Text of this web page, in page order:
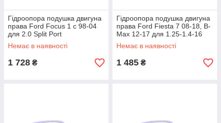
Гідроопора подушка двигуна
права Ford Focus 1 c 98-04
для 2.0 Split Port
Немає в наявності
1 728 ₴
Гідроопора подушка двигуна
права Ford Fiesta 7 08-18, B-
Max 12-17 для 1.25-1.4-16
Duratec/Ti-VCT
Немає в наявності
1 485 ₴